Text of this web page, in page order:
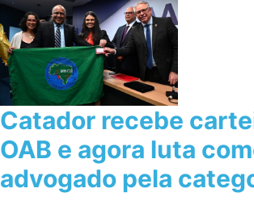
Catador recebe
OAB e agora luta
advogado pela